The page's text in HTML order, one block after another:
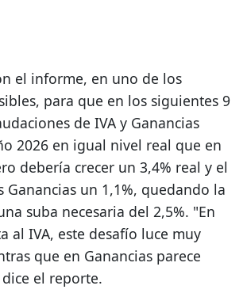
el informe, en uno de los
para que en los siguientes 9
de IVA y Ganancias
2026 en igual nivel real que en
debería crecer un 3,4% real y el
Ganancias un 1,1%, quedando la
suba necesaria del 2,5%. "En
al IVA, este desafío luce muy
que en Ganancias parece
el reporte.